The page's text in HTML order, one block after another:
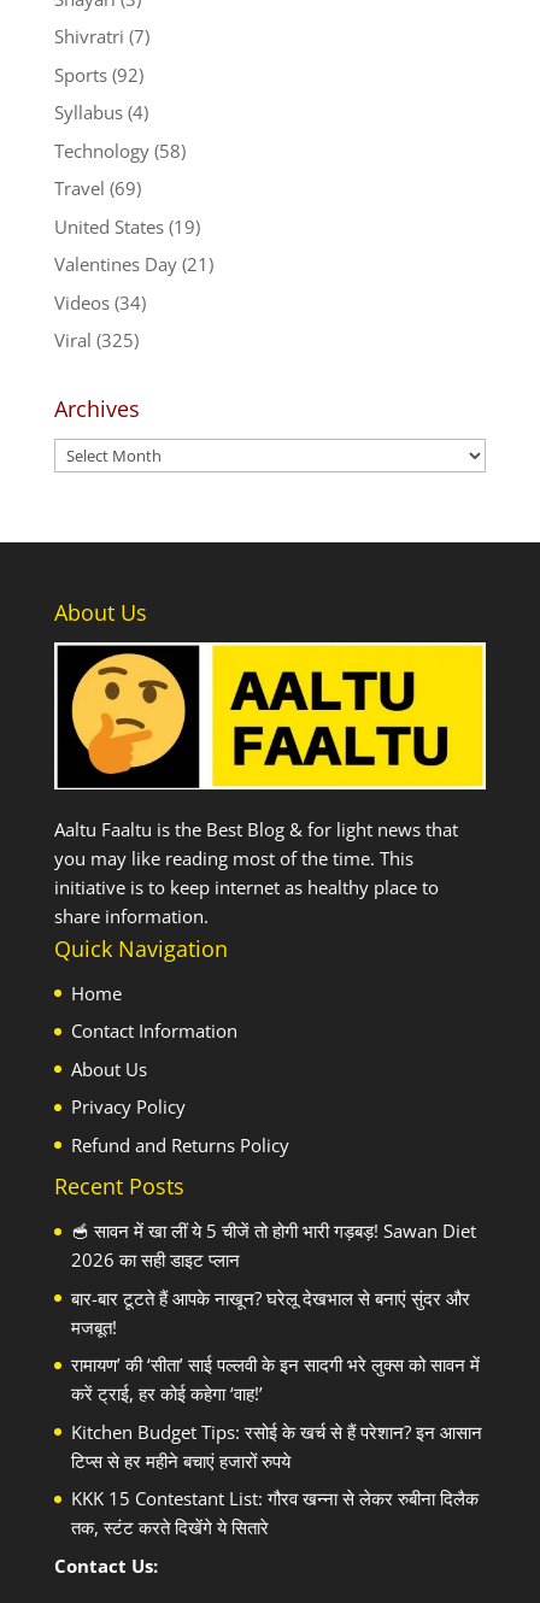
Shivratri (7)
Sports(92)
Syllabus(4)
Technology(58)
Travel (69)
United States(19)
Valentines Day(21)
Videos(34)
Viral (325)
Archives
Archives
About Us
Aaltu Faaltu is the Best Blog & for light news that
you may like reading most of the time. This
initiative is to keep internet as healthy place to
share information.
Quick Navigation
Home
Contact Information
About Us
Privacy Policy
Refund and Returns Policy
Recent Posts
🥣 सावन में खा लीं ये 5 चीजें तो होगी भारी गड़बड़! Sawan Diet
2026 का सही डाइट प्लान
बार-बार टूटते हैं आपके नाखून? घरेलू देखभाल से बनाएं सुंदर और
मजबूत!
रामायण’ की ‘सीता’ साई पल्लवी के इन सादगी भरे लुक्स को सावन में
करें ट्राई, हर कोई कहेगा ‘वाह!’
Kitchen Budget Tips: रसोई के खर्च से हैं परेशान? इन आसान
टिप्स से हर महीने बचाएं हजारों रुपये
KKK 15 Contestant List: गौरव खन्ना से लेकर रुबीना दिलैक
तक, स्टंट करते दिखेंगे ये सितारे
Contact Us: